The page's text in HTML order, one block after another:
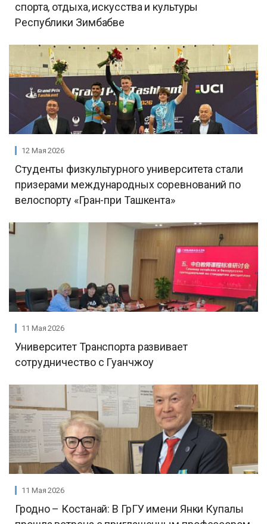
спорта, отдыха, искусства и культуры
Республики Зимбабве
12 Мая 2026
Студенты физкультурного университета стали
призерами международных соревнований по
велоспорту «Гран-при Ташкента»
11 Мая 2026
Университет Транспорта развивает
сотрудничество с Гуанчжоу
11 Мая 2026
Гродно – Костанай: В ГрГУ имени Янки Купалы